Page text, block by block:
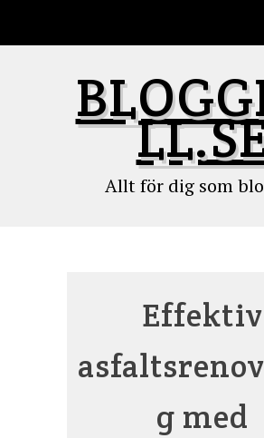
Allt för dig som
Effektiv
g med